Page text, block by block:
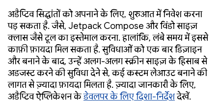
अडैप्टिव सिद्धांतों को अपनाने के लिए, शुरुआत में निवेश करना
पड़ सकता है. जैसे, Jetpack Compose और विंडो साइज़
क्लास जैसे टूल का इस्तेमाल करना. हालांकि, लंबे समय में इससे
काफ़ी फ़ायदा मिल सकता है. सुविधाओं को एक बार डिज़ाइन
और बनाने के बाद, उन्हें अलग-अलग स्क्रीन साइज़ के हिसाब से
अडजस्ट करने की सुविधा देने से, कई कस्टम लेआउट बनाने की
लागत से ज़्यादा फ़ायदा मिलता है. ज़्यादा जानकारी के लिए,
अडैप्टिव ऐप्लिकेशन केडेवलपर के लिए दिशा-निर्देशदेखें.